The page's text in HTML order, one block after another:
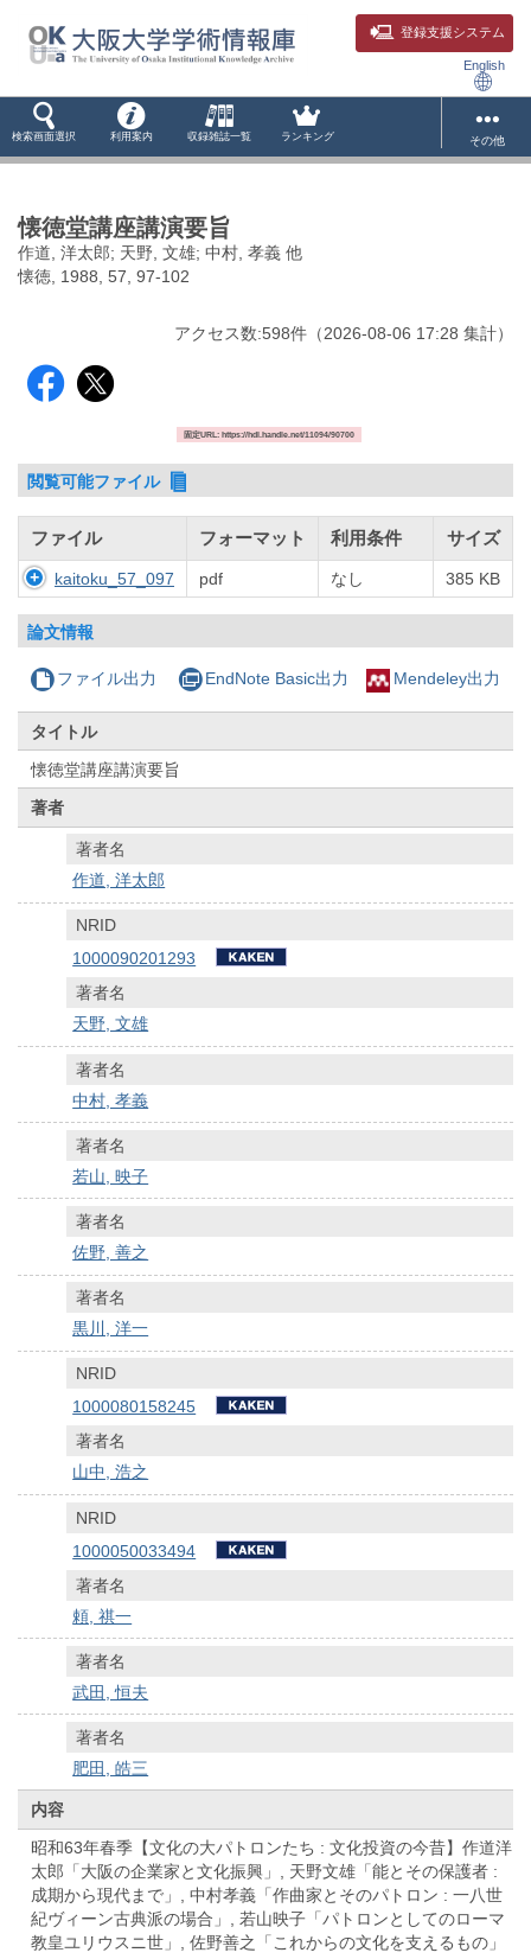
登録支援システム
English
検索画面選択 利用案内 収録雑誌一覧 ランキング その他
懐徳堂講座講演要旨
作道, 洋太郎; 天野, 文雄; 中村, 孝義 他
懐徳, 1988, 57, 97-102
アクセス数:598件 （2026-08-06 17:28 集計）
固定URL: https://hdl.handle.net/11094/90700
閲覧可能ファイル
ファイル フォーマット 利用条件 サイズ
kaitoku_57_097 pdf なし 385 KB
論文情報
ファイル出力 EndNote Basic出力 Mendeley出力
タイトル
懐徳堂講座講演要旨
著者
著者名
作道, 洋太郎
NRID
1000090201293
著者名
天野, 文雄
著者名
中村, 孝義
著者名
若山, 映子
著者名
佐野, 善之
著者名
黒川, 洋一
NRID
1000080158245
著者名
山中, 浩之
NRID
1000050033494
著者名
頼, 祺一
著者名
武田, 恒夫
著者名
肥田, 皓三
内容
昭和63年春季【文化の大パトロンたち : 文化投資の今昔】作道洋
太郎「大阪の企業家と文化振興」, 天野文雄「能とその保護者 :
成期から現代まで」, 中村孝義「作曲家とそのパトロン : 一八世
紀ヴィーン古典派の場合」, 若山映子「パトロンとしてのローマ
教皇ユリウスニ世」, 佐野善之「これからの文化を支えるもの」